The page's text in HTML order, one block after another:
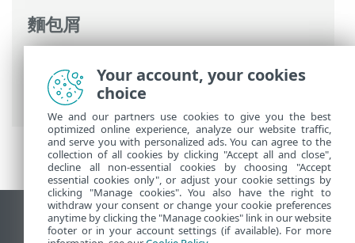
麵包屑
使用 ESET PROTECT On-Prem> ESET
PROTECT On-Prem 主功能表
檢視桌面網站
Your account, your cookies
choice
We and our partners use cookies to give you the best
optimized online experience, analyze our website traffic,
and serve you with personalized ads. You can agree to the
collection of all cookies by clicking "Accept all and close",
decline all non-essential cookies by choosing "Accept
essential cookies only", or adjust your cookie settings by
clicking "Manage cookies". You also have the right to
withdraw your consent or change your cookie preferences
anytime by clicking the "Manage cookies" link in our website
footer or in your account settings (if available). For more